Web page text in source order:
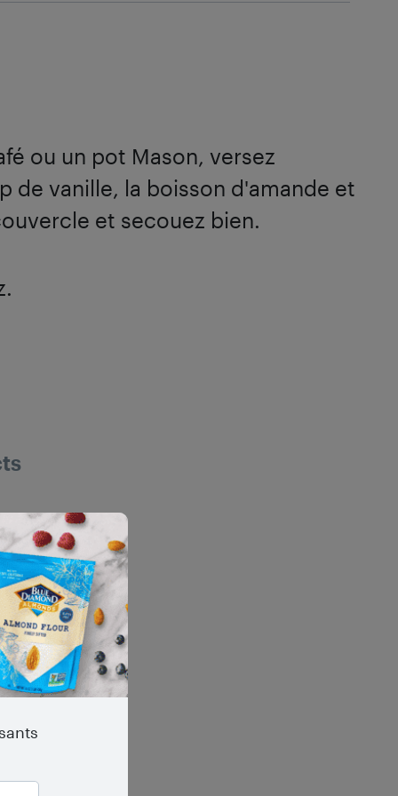
ou un pot Mason, versez
de vanille, la boisson d'amande et
et secouez bien.